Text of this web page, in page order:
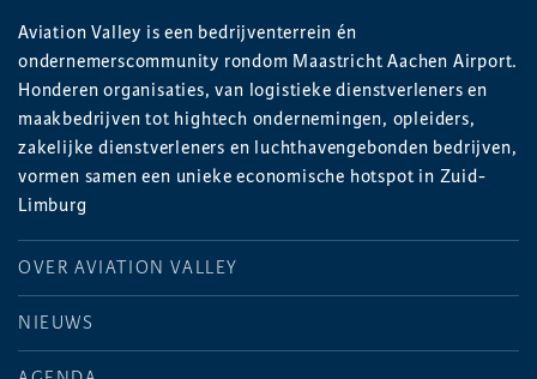
Aviation Valley is een bedrijventerrein én
ondernemerscommunity rondom Maastricht Aachen Airport.
Honderen organisaties, van logistieke dienstverleners en
maakbedrijven tot hightech ondernemingen, opleiders,
zakelijke dienstverleners en luchthavengebonden bedrijven,
vormen samen een unieke economische hotspot in Zuid-
Limburg
OVER AVIATION VALLEY
NIEUWS